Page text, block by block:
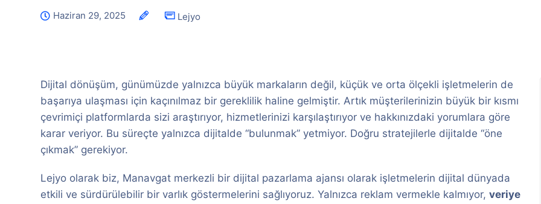
Haziran 29, 2025 Lejyo
Dijital dönüşüm, günümüzde yalnızca büyük markaların değil, küçük ve orta ölçekli işletmelerin de
başarıya ulaşması için kaçınılmaz bir gereklilik haline gelmiştir. Artık müşterilerinizin büyük bir kısmı
çevrimiçi platformlarda sizi araştırıyor, hizmetlerinizi karşılaştırıyor ve hakkınızdaki yorumlara göre
karar veriyor. Bu süreçte yalnızca dijitalde “bulunmak” yetmiyor. Doğru stratejilerle dijitalde “öne
çıkmak” gerekiyor.
Lejyo olarak biz, Manavgat merkezli bir dijital pazarlama ajansı olarak işletmelerin dijital dünyada
etkili ve sürdürülebilir bir varlık göstermelerini sağlıyoruz. Yalnızca reklam vermekle kalmıyor, veriye